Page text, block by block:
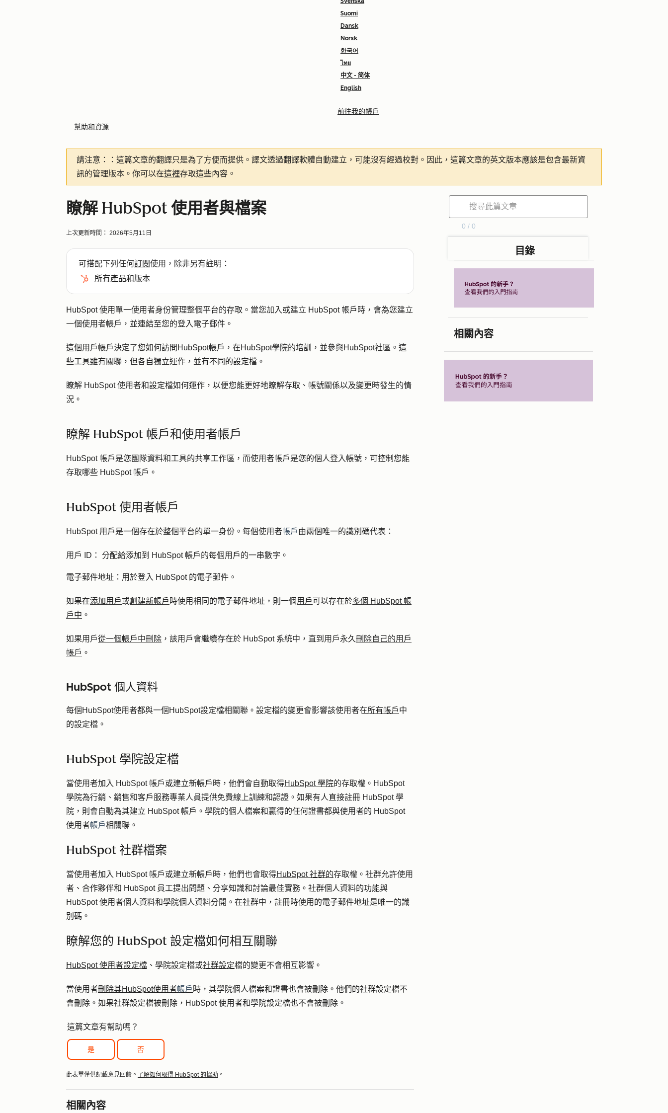
Suomi
Dansk
Norsk
한국어
ไทย
中文 - 简体
English
前往我的帳戶
幫助和資源
請注意：
：這篇文章的翻譯只是為了方便而提供。譯文透過翻譯軟體自動建立，可能沒有經過校對。因此，這篇文章的英文版本應該是包含最新資
訊的管理版本。你可以在這裡存取這些內容。
瞭解 HubSpot 使用者與檔案
上次更新時間： 2026年5月11日
可搭配下列任何訂閱使用，除非另有註明：
所有產品和版本
HubSpot 使用單一使用者身份管理整個平台的存取。當您加入或建立 HubSpot 帳戶時，會為您建立
一個使用者帳戶，並連結至您的登入電子郵件。
這個用戶帳戶決定了您如何訪問HubSpot帳戶，在HubSpot學院的培訓，並參與HubSpot社區。這
些工具雖有關聯，但各自獨立運作，並有不同的設定檔。
瞭解 HubSpot 使用者和設定檔如何運作，以便您能更好地瞭解存取、帳號關係以及變更時發生的情
況。
瞭解 HubSpot 帳戶和使用者帳戶
HubSpot 帳戶是您團隊資料和工具的共享工作區，而使用者帳戶是您的個人登入帳號，可控制您能
存取哪些 HubSpot 帳戶。
HubSpot 使用者帳戶
HubSpot 用戶是一個存在於整個平台的單一身份。每個使用者帳戶由兩個唯一的識別碼代表：
用戶 ID： 分配給添加到 HubSpot 帳戶的每個用戶的一串數字。
電子郵件地址： 用於登入 HubSpot 的電子郵件。
如果在添加用戶或創建新帳戶 時使用相同的電子郵件地址，則一個用戶可以存在於多個 HubSpot 帳
戶中 。
如果用戶從一個帳戶中刪除 ，該用戶會繼續存在於 HubSpot 系統中，直到用戶永久刪除自己的用戶
帳戶 。
HubSpot 個人資料
每個HubSpot使用者都與一個HubSpot設定檔相關聯。設定檔的變更會影響該使用者在所有帳戶中
的設定檔。
HubSpot 學院設定檔
當使用者加入 HubSpot 帳戶或建立新帳戶時，他們會自動取得HubSpot 學院的存取權。HubSpot
學院為行銷、銷售和客戶服務專業人員提供免費線上訓練和認證。如果有人直接註冊 HubSpot 學
院，則會自動為其建立 HubSpot 帳戶。學院的個人檔案和贏得的任何證書都與使用者的 HubSpot
使用者帳戶相關聯。
HubSpot 社群檔案
當使用者加入 HubSpot 帳戶或建立新帳戶時，他們也會取得HubSpot 社群的存取權。社群允許使用
者、合作夥伴和 HubSpot 員工提出問題、分享知識和討論最佳實務。社群個人資料的功能與
HubSpot 使用者個人資料和學院個人資料分開。在社群中，註冊時使用的電子郵件地址是唯一的識
別碼。
瞭解您的 HubSpot 設定檔如何相互關聯
HubSpot 使用者設定檔 、學院設定檔或社群設定檔的變更不會相互影響。
當使用者刪除其HubSpot使用者帳戶 時，其學院個人檔案和證書也會被刪除。他們的社群設定檔不
會刪除。如果社群設定檔被刪除，HubSpot 使用者和學院設定檔也不會被刪除。
這篇文章有幫助嗎？
是 否
此表單僅供記載意見回饋。 了解如何取得 HubSpot 的協助 。
相關內容
0 / 0
目錄
相關內容